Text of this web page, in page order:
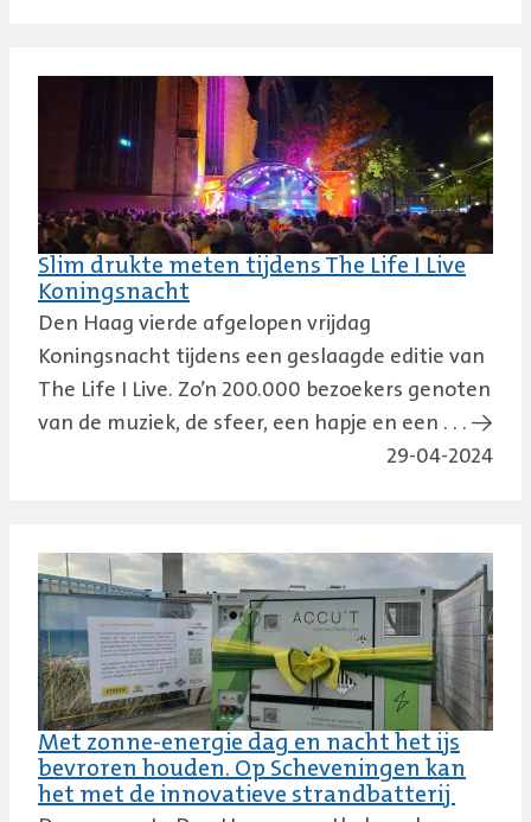
Slim drukte meten tijdens The Life I Live
Koningsnacht
Den Haag vierde afgelopen vrijdag
Koningsnacht tijdens een geslaagde editie van
The Life I Live. Zo’n 200.000 bezoekers genoten
van de muziek, de sfeer, een hapje en een . . . →
29-04-2024
Met zonne-energie dag en nacht het ijs
bevroren houden. Op Scheveningen kan
het met de innovatieve strandbatterij